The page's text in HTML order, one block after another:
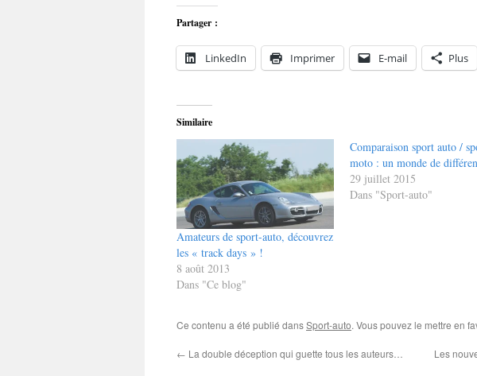
Partager :
LinkedIn Imprimer E-mail Plus
Similaire
Amateurs de sport-auto, découvrez
les « track days » !
8 août 2013
Dans "Ce blog"
Comparaison sport auto /
moto : un monde de
29 juillet 2015
Dans "Sport-auto"
Ce contenu a été publié dansSport-auto. Vous pouvez le mettre en
← La double déception qui guette tous les auteurs…
Les